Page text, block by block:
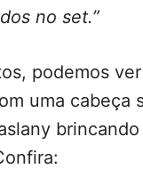
no set.”
podemos
uma cabeça